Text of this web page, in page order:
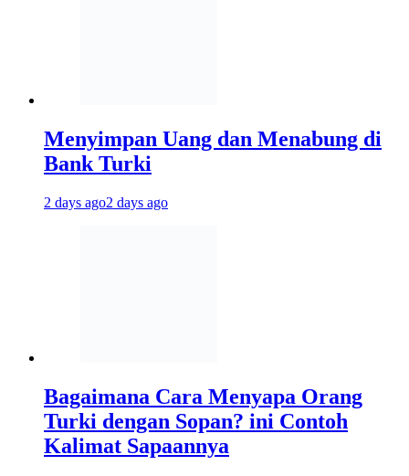
Menyimpan Uang dan Menabung di
Bank Turki
2 days ago2 days ago
Bagaimana Cara Menyapa Orang
Turki dengan Sopan? ini Contoh
Kalimat Sapaannya